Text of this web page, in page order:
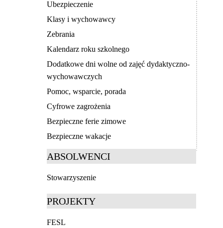
Ubezpieczenie
Klasy i wychowawcy
Zebrania
Kalendarz roku szkolnego
Dodatkowe dni wolne od zajęć dydaktyczno-
wychowawczych
Pomoc, wsparcie, porada
Cyfrowe zagrożenia
Bezpieczne ferie zimowe
Bezpieczne wakacje
ABSOLWENCI
Stowarzyszenie
PROJEKTY
FESL